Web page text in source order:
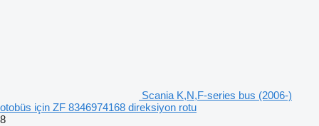
Scania K,N,F-series bus (2006-)
otobüs için ZF 8346974168 direksiyon rotu
8